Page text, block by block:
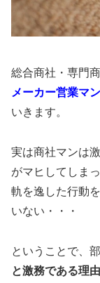
総合商社・専門
メーカー営業マ
いきます。
実は商社マンは
がマヒしてしま
軌を逸した行動
いない・・・
ということで、
と激務である理由